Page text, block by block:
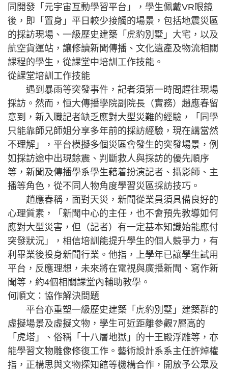
同開發「元宇宙互動學習平台」，學生佩戴VR眼鏡
後，即「置身」平日較少接觸的場景，包括地震災區
的採訪現場、一級歷史建築「虎豹別墅」大宅，以及
航空貨運站，讓修讀新聞傳播、文化遺產及物流相關
課程的學生，從課堂中培訓工作技能。
從課堂培訓工作技能
遇到暴雨等突發事件，記者須第一時間趕往現場
採訪。然而，恒大傳播學院副院長（實務）趙應春留
意到，新入職記者缺乏應對大型災難的經驗，「同學
只能靠師兄師姐分享多年前的採訪經驗，現在講當然
不理解」，平台模擬多個災區會發生的突發場景，例
如採訪途中出現餘震、判斷救人與採訪的優先順序
等，新聞及傳播學系學生藉着扮演記者、攝影師、主
播等角色，從不同人物角度學習災區採訪技巧。
趙應春稱，面對天災，新聞從業員須具備良好的
心理質素，「新聞中心的主任，也不會預先教導如何
應對大型災害，但（記者）有一定基本知識始能應付
突發狀況」，相信培訓能提升學生的個人競爭力，有
利畢業後投身新聞行業。他指，上學年已讓學生試用
平台，反應理想，未來將在電視與廣播新聞、寫作新
聞等，約4個相關課堂內輔助教學。
何順文：協作解決問題
平台亦重塑一級歷史建築「虎豹別墅」建築群的
虛擬場景及虛擬文物，學生可近距離參觀7層高的
「虎塔」、俗稱「十八層地獄」的十王殿浮雕等，亦
能學習文物雕像修復工作。藝術設計系系主任許焯權
指，正構思與文物探知館等機構合作，開放予公眾及